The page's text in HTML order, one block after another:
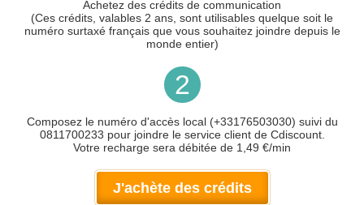
Achetez des crédits de communication
(Ces crédits, valables 2 ans, sont utilisables quelque soit le
numéro surtaxé français que vous souhaitez joindre depuis le
monde entier)
2
Composez le numéro d'accès local (+33176503030) suivi du
0811700233 pour joindre le service client de Cdiscount.
Votre recharge sera débitée de 1,49 €/min
J'achète des crédits